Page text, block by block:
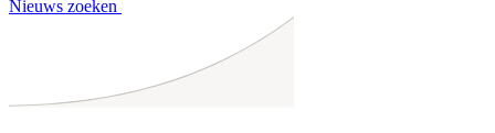
Nieuws zoeken